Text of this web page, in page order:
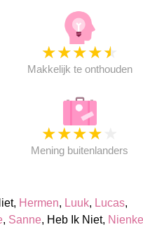
★★★★★
Makkelijk te onthouden
★★★★
Mening buitenlanders
Hermen, Luuk, Lucas,
, Sanne, Heb Ik Niet, Nienke